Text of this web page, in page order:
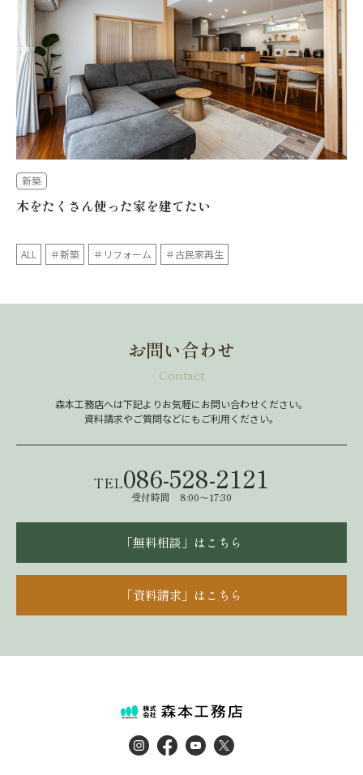
新築
木をたくさん使った家を建てたい
ALL ＃新築 ＃リフォーム ＃古民家再生
お問い合わせ
Contact
森本工務店へは下記よりお気軽にお問い合わせください。
資料請求やご質問などにもご利用ください。
TEL086-528-2121
受付時間 8:00～17:30
「無料相談」はこちら
「資料請求」はこちら